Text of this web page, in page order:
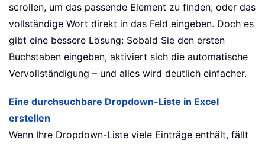
scrollen, um das passende Element zu finden, oder das
vollständige Wort direkt in das Feld eingeben. Doch es
gibt eine bessere Lösung: Sobald Sie den ersten
Buchstaben eingeben, aktiviert sich die automatische
Vervollständigung – und alles wird deutlich einfacher.
Eine durchsuchbare Dropdown-Liste in Excel
erstellen
Wenn Ihre Dropdown-Liste viele Einträge enthält, fällt